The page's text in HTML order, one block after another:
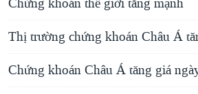
Thị trường chứng khoán Châu Á
Chứng khoán Châu Á tăng giá